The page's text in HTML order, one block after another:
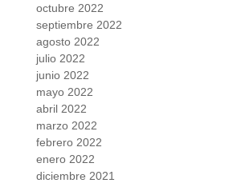
octubre 2022
septiembre 2022
agosto 2022
julio 2022
junio 2022
mayo 2022
abril 2022
marzo 2022
febrero 2022
enero 2022
diciembre 2021